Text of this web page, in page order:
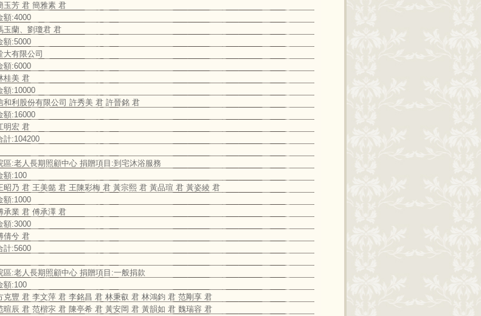
玉芳 君 簡雅素 君
額:4000
玉蘭、劉瓊君 君
額:5000
大有限公司
額:6000
桂美 君
額:10000
和利股份有限公司 許秀美 君 許晉銘 君
額:16000
明宏 君
計:104200
區:老人長期照顧中心 捐贈項目:到宅沐浴服務
額:100
昭乃 君 王美懿 君 王陳彩梅 君 黃宗熙 君 黃品瑄 君 黃姿綾 君
額:1000
承業 君 傅承澤 君
額:3000
倩兮 君
計:5600
區:老人長期照顧中心 捐贈項目:一般捐款
額:100
克豐 君 李文萍 君 李銘昌 君 林秉叡 君 林鴻鈞 君 范剛享 君
暄辰 君 范楷㲾 君 陳亭希 君 黃安岡 君 黃韻如 君 魏瑞容 君